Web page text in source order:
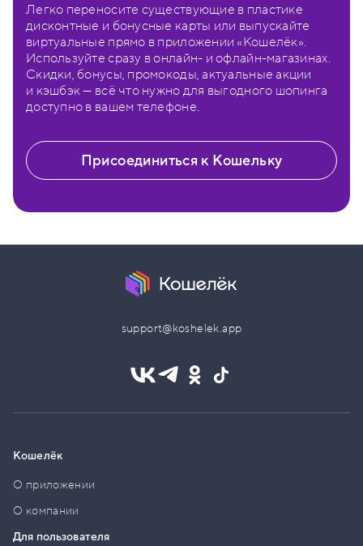
Легко переносите существующие в пластике
дисконтные и бонусные карты или выпускайте
виртуальные прямо в приложении «Кошелёк».
Используйте сразу в онлайн- и офлайн-магазинах.
Скидки, бонусы, промокоды, актуальные акции
и кэшбэк — всё что нужно для выгодного шопинга
доступно в вашем телефоне.
Присоединиться к Кошельку
support@koshelek.app
Кошелёк
О приложении
О компании
Для пользователя